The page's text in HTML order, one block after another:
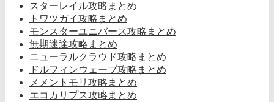
スターレイル攻略まとめ
トワツガイ攻略まとめ
モンスターユニバース攻略まとめ
無期迷途攻略まとめ
ニューラルクラウド攻略まとめ
ドルフィンウェーブ攻略まとめ
メメントモリ攻略まとめ
エコカリプス攻略まとめ